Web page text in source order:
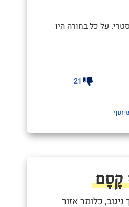
על כל בחורה היו
21
קֶסֶם
כלומר אזור